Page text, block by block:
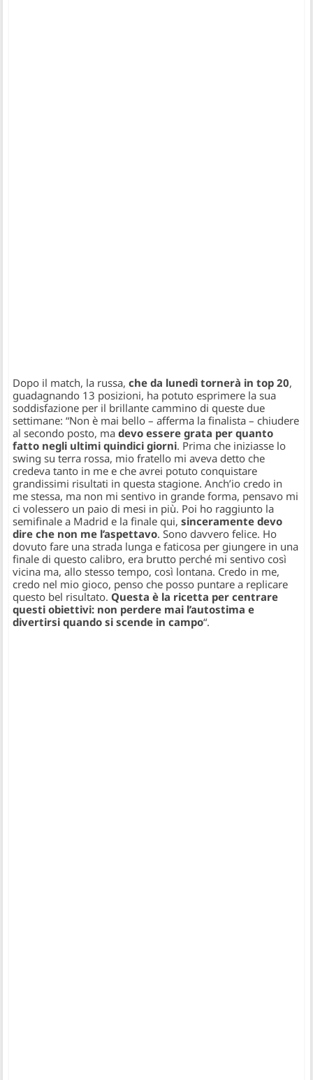
Dopo il match, la russa,che da lunedì tornerà in top 20,
guadagnando 13 posizioni, ha potuto esprimere la sua
soddisfazione per il brillante cammino di queste due
settimane:“Non è mai bello –afferma la finalista – chiudere
al secondo posto, madevo essere grata per quanto
fatto negli ultimi quindici giorni. Prima che iniziasse lo
swing su terra rossa, mio fratello mi aveva detto che
credeva tanto in me e che avrei potuto conquistare
grandissimi risultati in questa stagione. Anch’io credo in
me stessa, ma non mi sentivo in grande forma, pensavo mi
ci volessero un paio di mesi in più. Poi ho raggiunto la
semifinale a Madrid e la finale qui,sinceramente devo
dire che non me l’aspettavo. Sono davvero felice. Ho
dovuto fare una strada lunga e faticosa per giungere in una
finale di questo calibro, era brutto perché mi sentivo così
vicina ma, allo stesso tempo, così lontana. Credo in me,
credo nel mio gioco, penso che posso puntare a replicare
questo bel risultato.Questa è la ricetta per centrare
questi obiettivi: non perdere mai l’autostima e
divertirsi quando si scende in campo“.